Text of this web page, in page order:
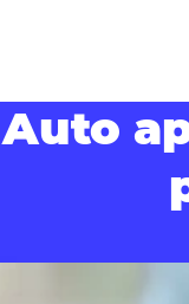
Auto